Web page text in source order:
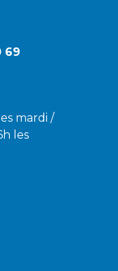
69
mardi /
les